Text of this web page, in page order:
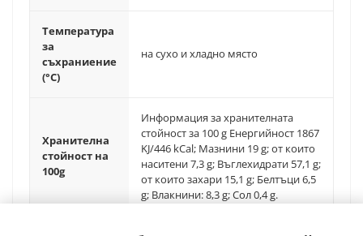
Температура
за
съхраниение
(°C)
на сухо и хладно място
Хранителна
стойност на
100g
Информация за хранителната
стойност за 100 g Енергийност 1867
KJ/446 kCal; Мазнини 19 g; от които
наситени 7,3 g; Въглехидрати 57,1 g;
от които захари 15,1 g; Белтъци 6,5
g; Влакнини: 8,3 g; Сол 0,4 g.